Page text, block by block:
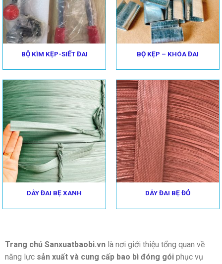
BỘ KÌM KẸP-SIẾT ĐAI BỌ KẸP – KHÓA ĐAI
DÂY ĐAI BẸ XANH DÂY ĐAI BẸ ĐỎ
Trang chủ Sanxuatbaobi.vn là nơi giới thiệu tổng quan về
năng lực sản xuất và cung cấp bao bì đóng gói phục vụ